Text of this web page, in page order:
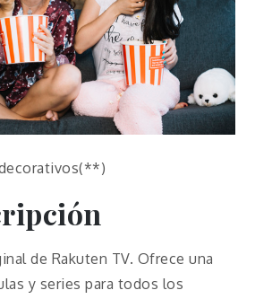
de Rakuten TV. Ofrece una
y series para todos los